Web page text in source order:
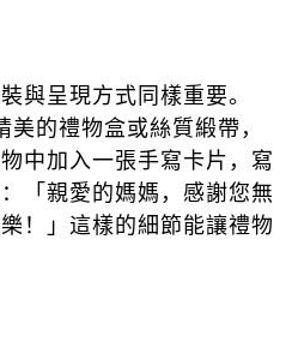
與呈現方式同樣重要。
的禮物盒或絲質緞帶，
中加入一張手寫卡片，寫
「親愛的媽媽，感謝您無
！」這樣的細節能讓禮物